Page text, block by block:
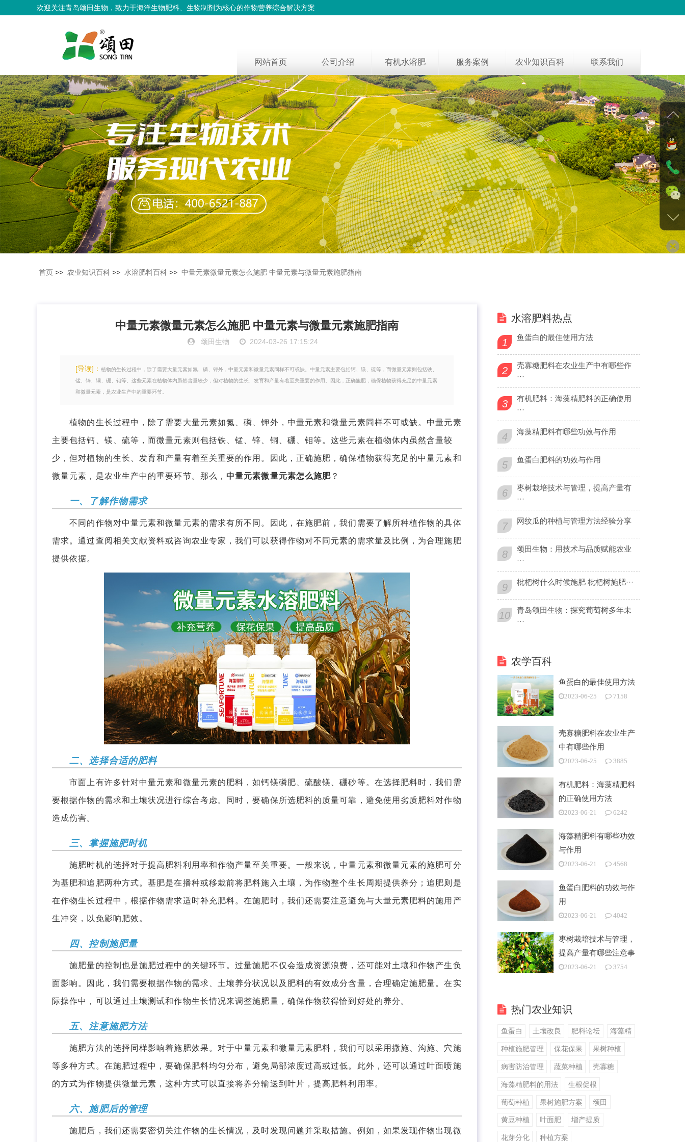
欢迎关注青岛颂田生物，致力于海洋生物肥料、生物制剂为核心的作物营养综合解决方案
网站首页 公司介绍 有机水溶肥 服务案例 农业知识百科 联系我们
首页 >> 农业知识百科 >> 水溶肥料百科 >> 中量元素微量元素怎么施肥 中量元素与微量元素施肥指南
中量元素微量元素怎么施肥 中量元素与微量元素施肥指南
颂田生物 2024-03-26 17:15:24
[导读]： 植物的生长过程中，除了需要大量元素如氮、磷、钾外，中量元素和微量元素同样不可或缺。中量元素主要包括钙、镁、硫等，而微量元素则包括铁、
锰、锌、铜、硼、钼等。这些元素在植物体内虽然含量较少，但对植物的生长、发育和产量有着至关重要的作用。因此，正确施肥，确保植物获得充足的中量元素
和微量元素，是农业生产中的重要环节。
植物的生长过程中，除了需要大量元素如氮、磷、钾外，中量元素和微量元素同样不可或缺。中量元素
主要包括钙、镁、硫等，而微量元素则包括铁、锰、锌、铜、硼、钼等。这些元素在植物体内虽然含量较
少，但对植物的生长、发育和产量有着至关重要的作用。因此，正确施肥，确保植物获得充足的中量元素和
微量元素，是农业生产中的重要环节。那么， 中量元素微量元素怎么施肥 ？
一、了解作物需求
不同的作物对中量元素和微量元素的需求有所不同。因此，在施肥前，我们需要了解所种植作物的具体
需求。通过查阅相关文献资料或咨询农业专家，我们可以获得作物对不同元素的需求量及比例，为合理施肥
提供依据。
二、选择合适的肥料
市面上有许多针对中量元素和微量元素的肥料，如钙镁磷肥、硫酸镁、硼砂等。在选择肥料时，我们需
要根据作物的需求和土壤状况进行综合考虑。同时，要确保所选肥料的质量可靠，避免使用劣质肥料对作物
造成伤害。
三、掌握施肥时机
施肥时机的选择对于提高肥料利用率和作物产量至关重要。一般来说，中量元素和微量元素的施肥可分
为基肥和追肥两种方式。基肥是在播种或移栽前将肥料施入土壤，为作物整个生长周期提供养分；追肥则是
在作物生长过程中，根据作物需求适时补充肥料。在施肥时，我们还需要注意避免与大量元素肥料的施用产
生冲突，以免影响肥效。
四、控制施肥量
施肥量的控制也是施肥过程中的关键环节。过量施肥不仅会造成资源浪费，还可能对土壤和作物产生负
面影响。因此，我们需要根据作物的需求、土壤养分状况以及肥料的有效成分含量，合理确定施肥量。在实
际操作中，可以通过土壤测试和作物生长情况来调整施肥量，确保作物获得恰到好处的养分。
五、注意施肥方法
施肥方法的选择同样影响着施肥效果。对于中量元素和微量元素肥料，我们可以采用撒施、沟施、穴施
等多种方式。在施肥过程中，要确保肥料均匀分布，避免局部浓度过高或过低。此外，还可以通过叶面喷施
的方式为作物提供微量元素，这种方式可以直接将养分输送到叶片，提高肥料利用率。
六、施肥后的管理
施肥后，我们还需要密切关注作物的生长情况，及时发现问题并采取措施。例如，如果发现作物出现微
水溶肥料热点
1 鱼蛋白的最佳使用方法
2
壳寡糖肥料在农业生产中有哪些作
···
3
有机肥料：海藻精肥料的正确使用
···
4 海藻精肥料有哪些功效与作用
5 鱼蛋白肥料的功效与作用
6
枣树栽培技术与管理，提高产量有
···
7 网纹瓜的种植与管理方法经验分享
8
颂田生物：用技术与品质赋能农业
···
9 枇杷树什么时候施肥 枇杷树施肥···
10
青岛颂田生物：探究葡萄树多年未
···
农学百科
鱼蛋白的最佳使用方法
2023-06-25 7158
壳寡糖肥料在农业生产
中有哪些作用
2023-06-25 3885
有机肥料：海藻精肥料
的正确使用方法
2023-06-21 6242
海藻精肥料有哪些功效
与作用
2023-06-21 4568
鱼蛋白肥料的功效与作
用
2023-06-21 4042
枣树栽培技术与管理，
提高产量有哪些注意事
项2023-06-21 3754
热门农业知识
鱼蛋白 土壤改良 肥料论坛 海藻精
种植施肥管理 保花保果 果树种植
病害防治管理 蔬菜种植 壳寡糖
海藻精肥料的用法 生根促根
葡萄种植 果树施肥方案 颂田
黄豆种植 叶面肥 增产提质
花芽分化 种植方案